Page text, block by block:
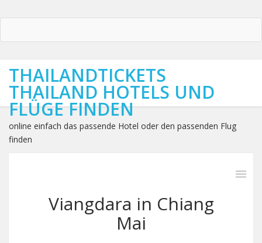
THAILANDTICKETS
THAILAND HOTELS UND
FLÜGE FINDEN
online einfach das passende Hotel oder den passenden Flug
finden
Viangdara in Chiang
Mai